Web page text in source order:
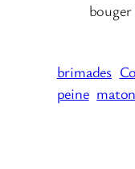
bouger
brimades
peine